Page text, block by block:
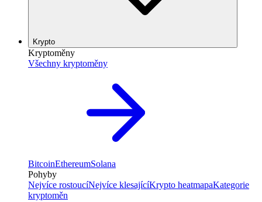
Krypto
Kryptoměny
Všechny kryptoměny
BitcoinEthereumSolana
Pohyby
Nejvíce rostoucíNejvíce klesajícíKrypto heatmapaKategorie
kryptoměn